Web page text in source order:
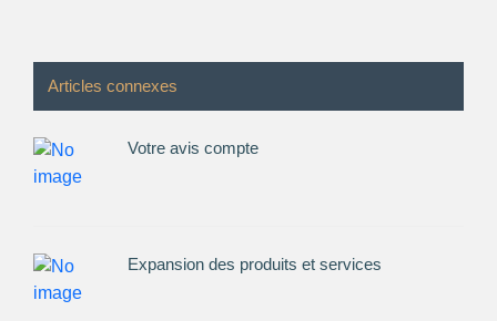
Articles connexes
Votre avis compte
Expansion des produits et services